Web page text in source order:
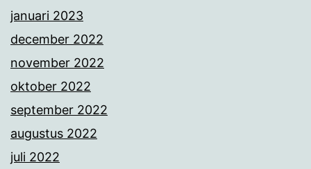
januari 2023
december 2022
november 2022
oktober 2022
september 2022
augustus 2022
juli 2022